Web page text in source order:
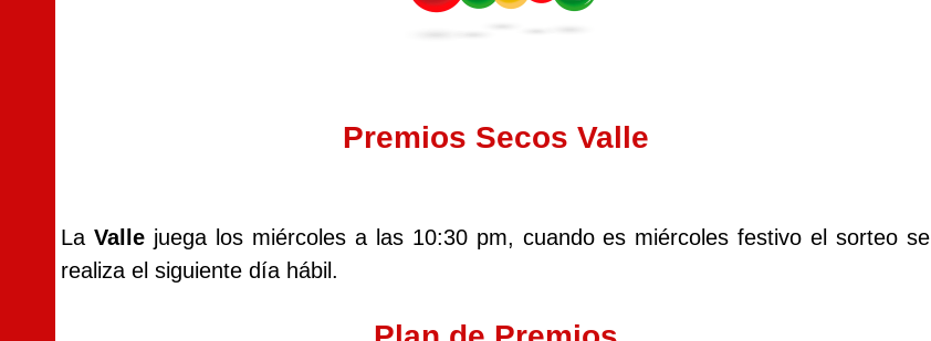
Premios Secos Valle
La Vallejuega los miércoles a las 10:30 pm, cuando es miércoles festivo el sorteo se
realiza el siguiente día hábil.